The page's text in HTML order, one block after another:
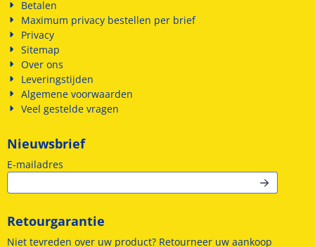
Betalen
Maximum privacy bestellen per brief
Privacy
Sitemap
Over ons
Leveringstijden
Algemene voorwaarden
Veel gestelde vragen
Nieuwsbrief
E-mailadres
Retourgarantie
Niet tevreden over uw product? Retourneer uw aankoop